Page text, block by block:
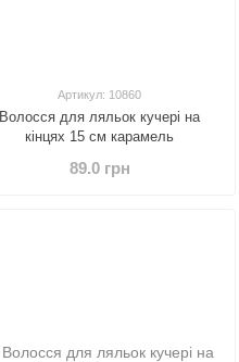
Артикул: 10860
Волосся для ляльок кучері на
кінцях 15 см карамель
89.0 грн